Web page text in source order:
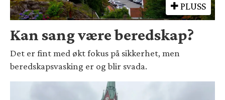
PLUSS
Kan sang være beredskap?
Det er fint med økt fokus på sikkerhet, men
beredskapsvasking er og blir svada.